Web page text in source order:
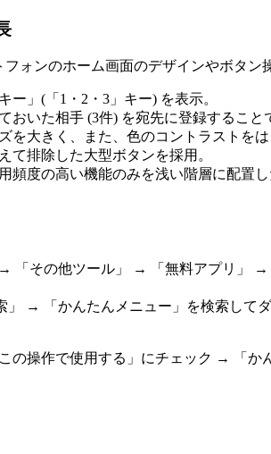
フォンのホーム画面のデザインやボタン
ー」(「1・2・3」キー) を表示。
おいた相手 (3件) を宛先に登録するこ
を大きく、また、色のコントラストを
て排除した大型ボタンを採用。
頻度の高い機能のみを浅い階層に配置し
→ 「その他ツール」 → 「無料アプリ」
」 → 「かんたんメニュー」を検索して
の操作で使用する」にチェック → 「か